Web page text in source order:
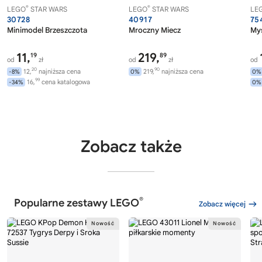
LEGO® STAR WARS
30728
Minimodel Brzeszczota
od 11,19
zł
-8% 12,20 najniższa cena
-34% 16,99 cena katalogowa
LEGO® STAR WARS
40917
Mroczny Miecz
od 219,89
zł
0% 219,90 najniższa cena
od
0%
0%
Zobacz także
Popularne zestawy LEGO® Zobacz więcej